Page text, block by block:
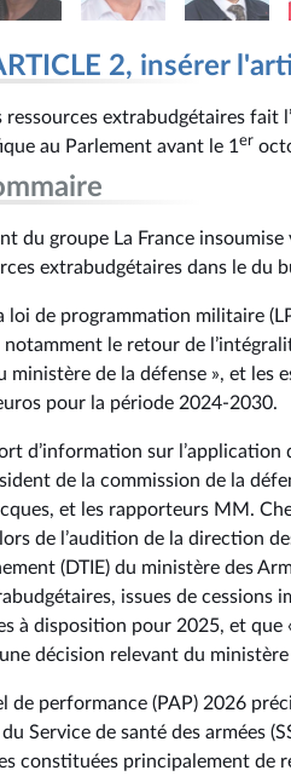
2, insérer
ressources extrabudgétaires fait
au Parlement avant le 1 er
du groupe La France insoumise
extrabudgétaires dans le du
loi de programmation militaire
le retour de
ministère de la défense », et les
pour la période 2024‑2030.
d’information sur
de la commission de la
et les rapporteurs MM.
de l’audition de la direction
(DTIE) du ministère des
issues de cessions
à disposition pour 2025, et que
décision relevant du ministère
de performance (PAP) 2026
Service de santé des armées
constituées principalement de